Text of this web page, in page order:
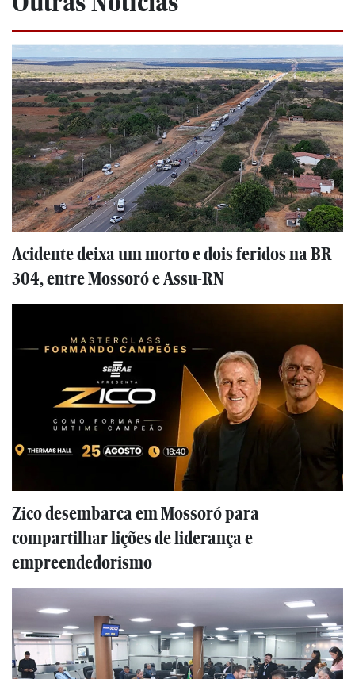
Acidente deixa um morto e dois feridos na BR
304, entre Mossoró e Assu-RN
Zico desembarca em Mossoró para
compartilhar lições de liderança e
empreendedorismo